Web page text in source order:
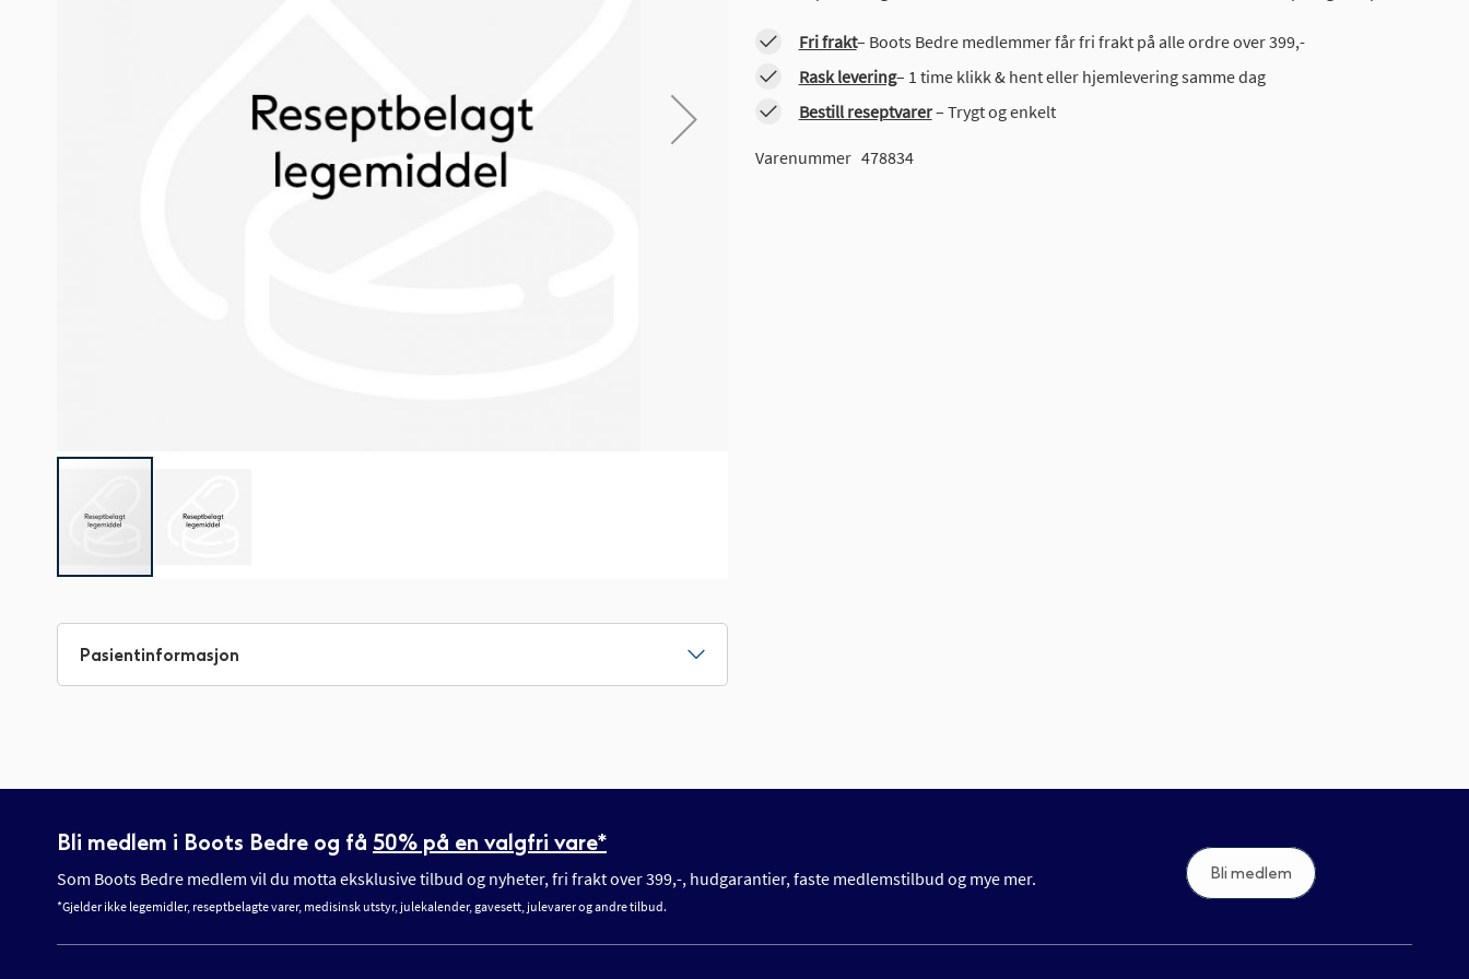
Fri frakt– Boots Bedre medlemmer får fri frakt på alle ordre over 399,-
Rask levering– 1 time klikk & hent eller hjemlevering samme dag
Bestill reseptvarer– Trygt og enkelt
Varenummer 478834
til
begynnelsen
Pasientinformasjon
Bli medlem i Boots Bedre og få 50% på en valgfri vare*
Som Boots Bedre medlem vil du motta eksklusive tilbud og nyheter, fri frakt over 399,-, hudgarantier, faste medlemstilbud og mye mer.
*Gjelder ikke legemidler, reseptbelagte varer, medisinsk utstyr, julekalender, gavesett, julevarer og andre tilbud.
Bli medlem